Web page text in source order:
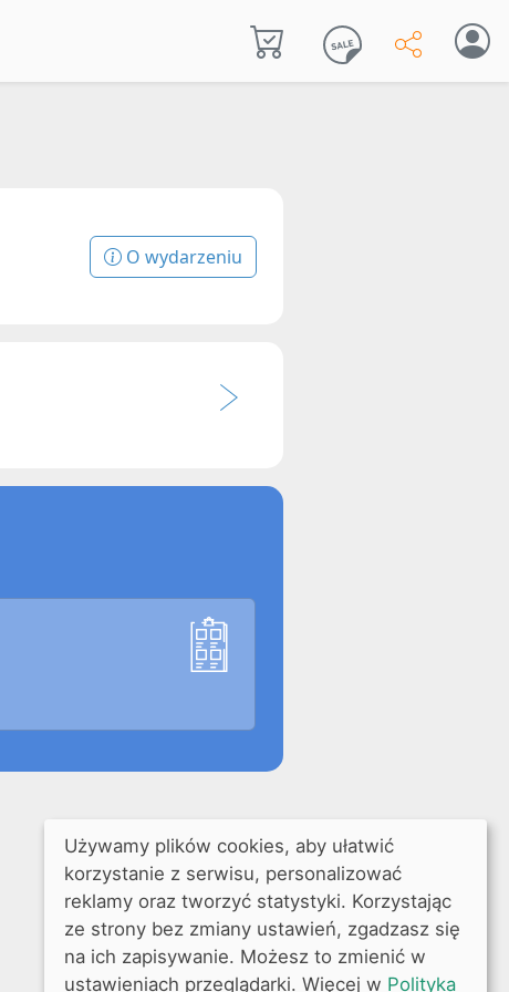
O wydarzeniu
Używamy plików cookies, aby ułatwić
korzystanie z serwisu, personalizować
reklamy oraz tworzyć statystyki. Korzystając
ze strony bez zmiany ustawień, zgadzasz się
na ich zapisywanie. Możesz to zmienić w
ustawieniach przeglądarki. Więcej w Polityka